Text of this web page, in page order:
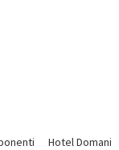
Hotel Domani